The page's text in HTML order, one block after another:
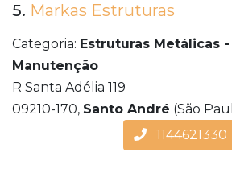
5. Markas Estruturas
Categoria: Estruturas Metálicas
Manutenção
R Santa Adélia 119
09210-170, Santo André (São
1144621330